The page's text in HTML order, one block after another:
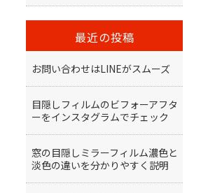
最近の投稿
お問い合わせはLINEがスムーズ
目隠しフィルムのビフォーアフタ
ーをインスタグラムでチェック
窓の目隠しミラーフィルム濃色と
淡色の違いを分かりやすく説明